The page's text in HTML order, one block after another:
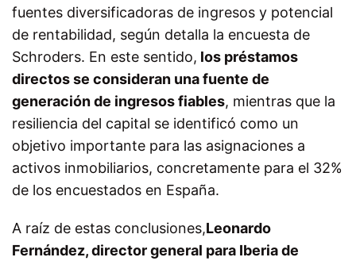
fuentes diversificadoras de ingresos y potencial
de rentabilidad, según detalla la encuesta de
Schroders. En este sentido, los préstamos
directos se consideran una fuente de
generación de ingresos fiables, mientras que la
resiliencia del capital se identificó como un
objetivo importante para las asignaciones a
activos inmobiliarios, concretamente para el 32%
de los encuestados en España.
A raíz de estas conclusiones,Leonardo
Fernández, director general para Iberia de